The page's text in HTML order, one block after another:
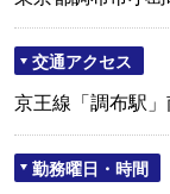
交通アクセス
京王線「調布駅
勤務曜日・時間